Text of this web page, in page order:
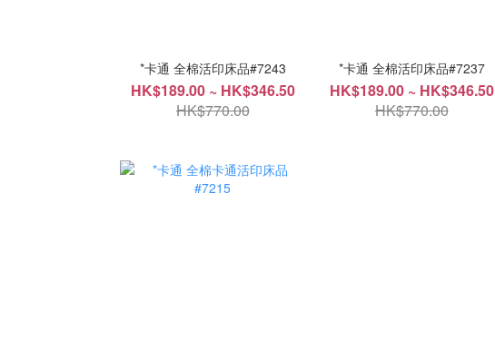
*卡通 全棉活印床品#7243
HK$189.00 ~ HK$346.50
HK$770.00
*卡通 全棉活印床品#7237
HK$189.00 ~ HK$346.50
HK$770.00